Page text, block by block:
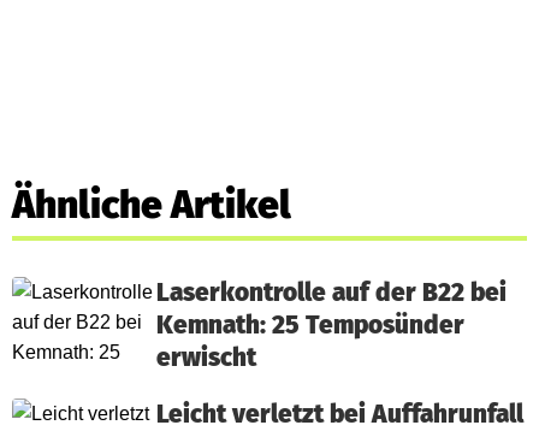
Ähnliche Artikel
Laserkontrolle auf der B22 bei
Kemnath: 25 Temposünder
erwischt
Leicht verletzt bei Auffahrunfall